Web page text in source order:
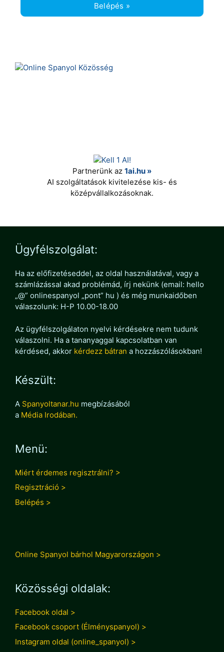
Belépés »
Partnerünk az 1ai.hu »
AI szolgáltatások kivitelezése kis- és
középvállalkozásoknak.
Ügyfélszolgálat:
Ha az előfizetéseddel, az oldal használatával, vagy a
számlázással akad problémád, írj nekünk (email: hello
„@” onlinespanyol „pont” hu ) és még munkaidőben
válaszolunk: H-P 10.00-18.00
Az ügyfélszolgálaton nyelvi kérdésekre nem tudunk
válaszolni. Ha a tananyaggal kapcsolatban van
kérdésed, akkor kérdezz bátran a hozzászólásokban!
Készült:
A Spanyoltanar.hu megbízásából
a Média Irodában.
Menü:
Miért érdemes regisztrálni? >
Regisztráció >
Belépés >
Online Spanyol bárhol Magyarországon >
Közösségi oldalak:
Facebook oldal >
Facebook csoport (Élményspanyol) >
Instagram oldal (online_spanyol) >